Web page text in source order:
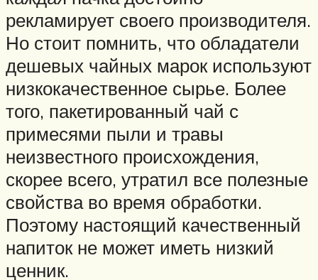
рекламирует своего производителя.
Но стоит помнить, что обладатели
дешевых чайных марок используют
низкокачественное сырье. Более
того, пакетированный чай с
примесями пыли и травы
неизвестного происхождения,
скорее всего, утратил все полезные
свойства во время обработки.
Поэтому настоящий качественный
напиток не может иметь низкий
ценник.